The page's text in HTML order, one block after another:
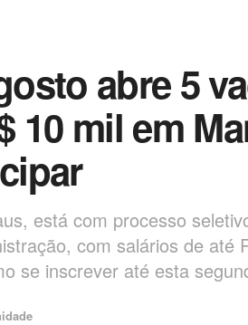
abre 5
10 mil em
está com processo
com salários de até
se inscrever até esta